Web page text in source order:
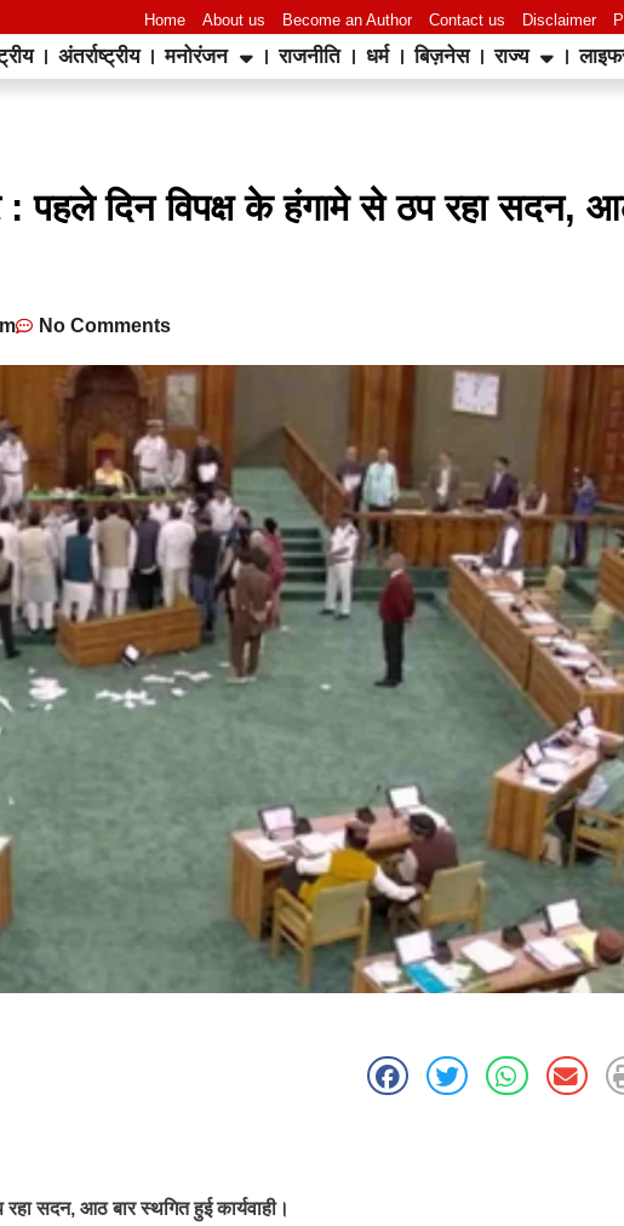
Home About us Become an Author Contact us Disclaimer
अंतर्राष्ट्रीय मनोरंजन राजनीति धर्म बिज़नेस राज्य
: पहले दिन विपक्ष के हंगामे से ठप रहा सदन,
No Comments
सदन, आठ बार स्थगित हुई कार्यवाही।